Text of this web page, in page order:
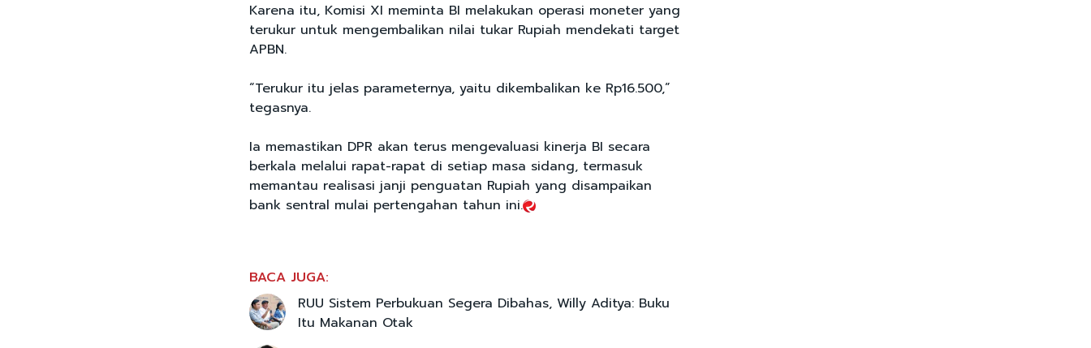
Karena itu, Komisi XI meminta BI melakukan operasi moneter yang
terukur untuk mengembalikan nilai tukar Rupiah mendekati target
APBN.
“Terukur itu jelas parameternya, yaitu dikembalikan ke Rp16.500,”
tegasnya.
Ia memastikan DPR akan terus mengevaluasi kinerja BI secara
berkala melalui rapat-rapat di setiap masa sidang, termasuk
memantau realisasi janji penguatan Rupiah yang disampaikan
bank sentral mulai pertengahan tahun ini.
BACA JUGA:
RUU Sistem Perbukuan Segera Dibahas, Willy Aditya: Buku
Itu Makanan Otak